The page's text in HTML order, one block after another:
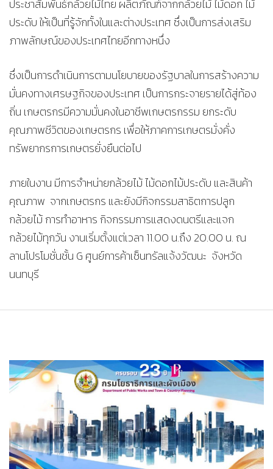
ประชาสัมพันธ์กล้วยไม้ไทย ผลิตภัณฑ์จากกล้วยไม้ ไม้ดอก ไม้
ประดับ ให้เป็นที่รู้จักทั้งในและต่างประเทศ ซึ่งเป็นการส่งเสริม
ภาพลักษณ์ของประเทศไทยอีกทางหนึ่ง
ซึ่งเป็นการดำเนินการตามนโยบายของรัฐบาลในการสร้างความ
มั่นคงทางเศรษฐกิจของประเทศ เป็นการกระจายรายได้สู่ท้อง
ถิ่น เกษตรกรมีความมั่นคงในอาชีพเกษตรกรรม ยกระดับ
คุณภาพชีวิตของเกษตรกร เพื่อให้ภาคการเกษตรมั่งคั่ง
ทรัพยากรการเกษตรยั่งยืนต่อไป
ภายในงาน มีการจำหน่ายกล้วยไม้ ไม้ดอกไม้ประดับ และสินค้า
คุณภาพ จากเกษตรกร และยังมีกิจกรรมสาธิตการปลูก
กล้วยไม้ การทำอาหาร กิจกรรมการแสดงดนตรีและแจก
กล้วยไม้ทุกวัน งานเริ่มตั้งแต่เวลา 11.00 น.ถึง 20.00 น. ณ
ลานโปรโมชั่นชั้น G ศูนย์การค้าเซ็นทรัลแจ้งวัฒนะ จังหวัด
นนทบุรี